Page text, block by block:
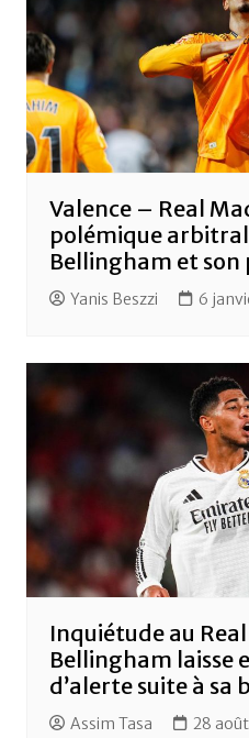
Valence – Real
polémique
Bellingham et
Yanis Beszzi 6
Inquiétude au
Bellingham laisse
d’alerte suite à sa
Assim Tasa 28